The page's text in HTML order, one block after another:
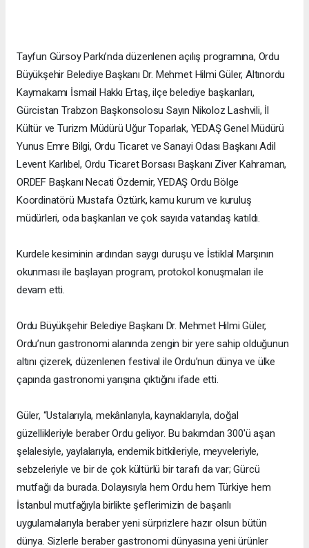
Tayfun Gürsoy Parkı’nda düzenlenen açılış programına, Ordu
Büyükşehir Belediye Başkanı Dr. Mehmet Hilmi Güler, Altınordu
Kaymakamı İsmail Hakkı Ertaş, ilçe belediye başkanları,
Gürcistan Trabzon Başkonsolosu Sayın Nikoloz Lashvili, İl
Kültür ve Turizm Müdürü Uğur Toparlak, YEDAŞ Genel Müdürü
Yunus Emre Bilgi, Ordu Ticaret ve Sanayi Odası Başkanı Adil
Levent Karlıbel, Ordu Ticaret Borsası Başkanı Ziver Kahraman,
ORDEF Başkanı Necati Özdemir, YEDAŞ Ordu Bölge
Koordinatörü Mustafa Öztürk, kamu kurum ve kuruluş
müdürleri, oda başkanları ve çok sayıda vatandaş katıldı.
Kurdele kesiminin ardından saygı duruşu ve İstiklal Marşının
okunması ile başlayan program, protokol konuşmaları ile
devam etti.
Ordu Büyükşehir Belediye Başkanı Dr. Mehmet Hilmi Güler,
Ordu’nun gastronomi alanında zengin bir yere sahip olduğunun
altını çizerek, düzenlenen festival ile Ordu’nun dünya ve ülke
çapında gastronomi yarışına çıktığını ifade etti.
Güler, “Ustalarıyla, mekânlarıyla, kaynaklarıyla, doğal
güzellikleriyle beraber Ordu geliyor. Bu bakımdan 300'ü aşan
şelalesiyle, yaylalarıyla, endemik bitkileriyle, meyveleriyle,
sebzeleriyle ve bir de çok kültürlü bir tarafı da var; Gürcü
mutfağı da burada. Dolayısıyla hem Ordu hem Türkiye hem
İstanbul mutfağıyla birlikte şeflerimizin de başarılı
uygulamalarıyla beraber yeni sürprizlere hazır olsun bütün
dünya. Sizlerle beraber gastronomi dünyasına yeni ürünler